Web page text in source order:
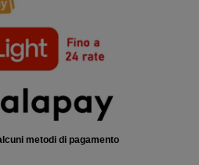
metodi di pagamento